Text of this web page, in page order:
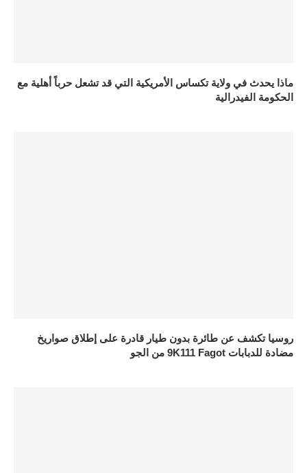
ماذا يحدث في ولاية تكساس الأمريكية التي قد تشعل حرباً أهلية مع
الحكومة الفيدرالية
روسيا تكشف عن طائرة بدون طيار قادرة على إطلاق صواريخ
مضادة للدبابات 9K111 Fagot من الجو